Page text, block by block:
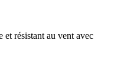
et résistant au vent avec